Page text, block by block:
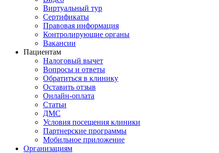
Виртуальный тур
Сертификаты
Правовая информация
Контролирующие органы
Вакансии
Пациентам
Налоговый вычет
Вопросы и ответы
Обратиться в клинику
Оставить отзыв
Онлайн-оплата
Статьи
ДМС
Условия посещения клиники
Партнерские программы
Мобильное приложение
Организациям